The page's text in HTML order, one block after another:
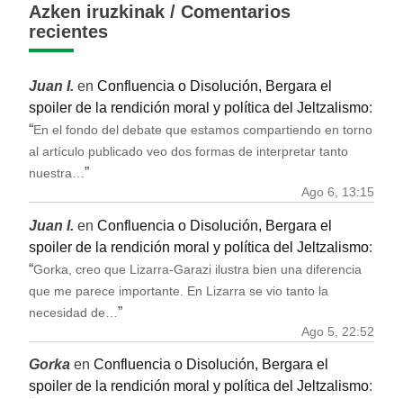
Azken iruzkinak / Comentarios
recientes
Juan I. en Confluencia o Disolución, Bergara el
spoiler de la rendición moral y política del Jeltzalismo:
“En el fondo del debate que estamos compartiendo en torno
al artículo publicado veo dos formas de interpretar tanto
nuestra… ”
Ago 6, 13:15
Juan I. en Confluencia o Disolución, Bergara el
spoiler de la rendición moral y política del Jeltzalismo:
“Gorka, creo que Lizarra-Garazi ilustra bien una diferencia
que me parece importante. En Lizarra se vio tanto la
necesidad de… ”
Ago 5, 22:52
Gorka en Confluencia o Disolución, Bergara el
spoiler de la rendición moral y política del Jeltzalismo: